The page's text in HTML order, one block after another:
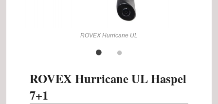
ROVEX Hurricane UL
ROVEX Hurricane UL Haspel
7+1